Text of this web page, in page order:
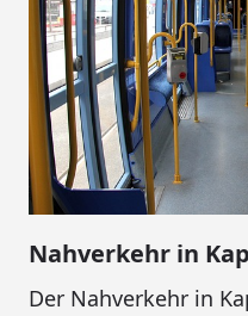
Nahverkehr in
Der Nahverkehr in